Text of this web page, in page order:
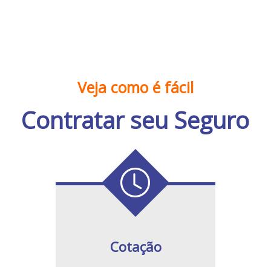
Veja como é fácil
Contratar seu Seguro
Cotação